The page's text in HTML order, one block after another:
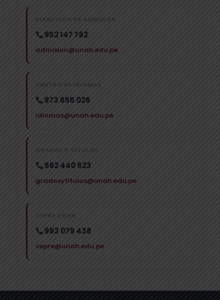
DIRECCIÓN DE ADMISIÓN
952 147 782
admision@unah.edu.pe
CENTRO DE IDIOMAS
973 655 026
idiomas@unah.edu.pe
GRADOS Y TÍTULOS
992 440 523
gradosytitulos@unah.edu.pe
CEPRE UNAH
993 079 438
cepre@unah.edu.pe